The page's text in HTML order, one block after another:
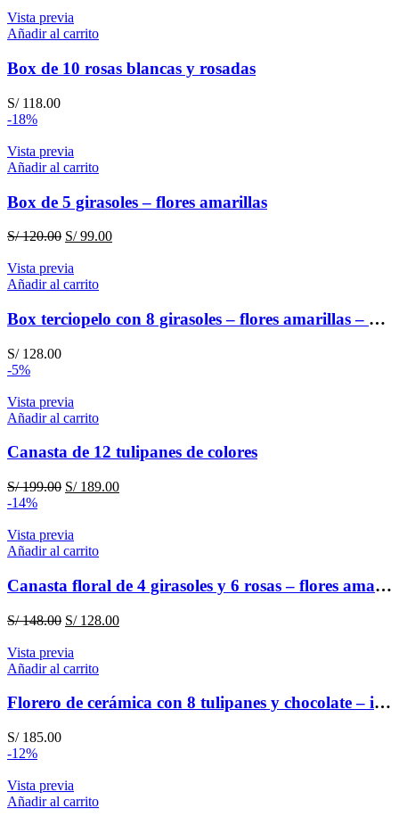
original
era:
Vista previa
Añadir al carrito
Box de 10 rosas blancas y rosadas
S/118.00
-18%
Vista previa
Añadir al carrito
Box de 5 girasoles – flores amarillas
S/120.00 El
original
era:
S/99.00El
Vista previa
Añadir al carrito
Box terciopelo con 8 girasoles – flores amarillas – Box puede variar según stock
S/128.00
-5%
Vista previa
Añadir al carrito
Canasta de 12 tulipanes de colores
S/199.00 El
era:
S/ 199.00.
S/189.00El
-14%
Vista previa
Añadir al carrito
Canasta floral de 4 girasoles y 6 rosas – flores amarillas
S/148.00 El
original
era:
S/128.00El
Vista previa
Añadir al carrito
Florero de cerámica con 8 tulipanes y chocolate – ideal para endulzar el amor
S/185.00
-12%
Vista previa
Añadir al carrito